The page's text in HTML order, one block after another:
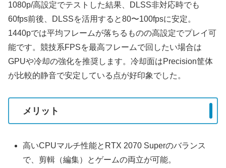
1080p/高設定でテストした結果、DLSS非対応時でも
60fps前後、DLSSを活用すると80〜100fpsに安定。
1440pでは平均フレームが落ちるものの高設定でプレイ可
能です。競技系FPSを最高フレームで回したい場合は
GPUや冷却の強化を推奨します。冷却面はPrecision筐体
が比較的静音で安定している点が好印象でした。
メリット
高いCPUマルチ性能とRTX 2070 Superのバランス
で、剪輯（編集）とゲームの両立が可能。